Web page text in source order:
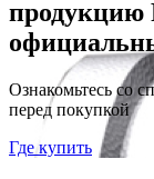
продукцию
Ознакомьтесь со
перед покупкой
Где купить